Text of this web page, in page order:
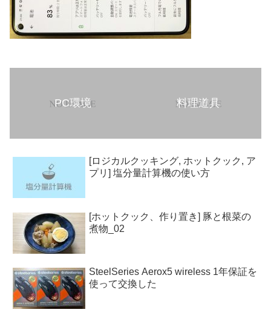
PC環境 料理道具
[ロジカルクッキング, ホットクック, ア
プリ] 塩分量計算機の使い方
[ホットクック、作り置き] 豚と根菜の
煮物_02
SteelSeries Aerox5 wireless 1年保証を
使って交換した